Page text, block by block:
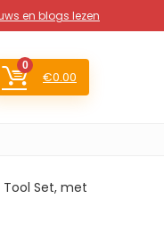
en blogs lezen
0
€0.00
Tool Set, met